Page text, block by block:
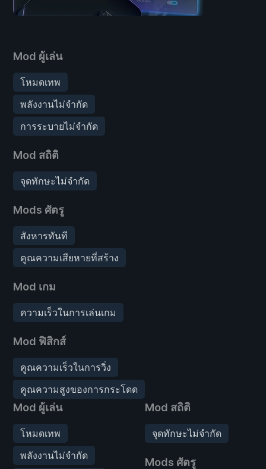
Mod ผู้เล่น
โหมดเทพ
พลังงานไม่จำกัด
การระบายไม่จำกัด
Mod สถิติ
จุดทักษะไม่จำกัด
Mods ศัตรู
สังหารทันที
คูณความเสียหายที่สร้าง
Mod เกม
ความเร็วในการเล่นเกม
Mod ฟิสิกส์
คูณความเร็วในการวิ่ง
คูณความสูงของการกระโดด
Mod ผู้เล่น
โหมดเทพ
พลังงานไม่จำกัด
Mod สถิติ
จุดทักษะไม่จำกัด
Mods ศัตรู